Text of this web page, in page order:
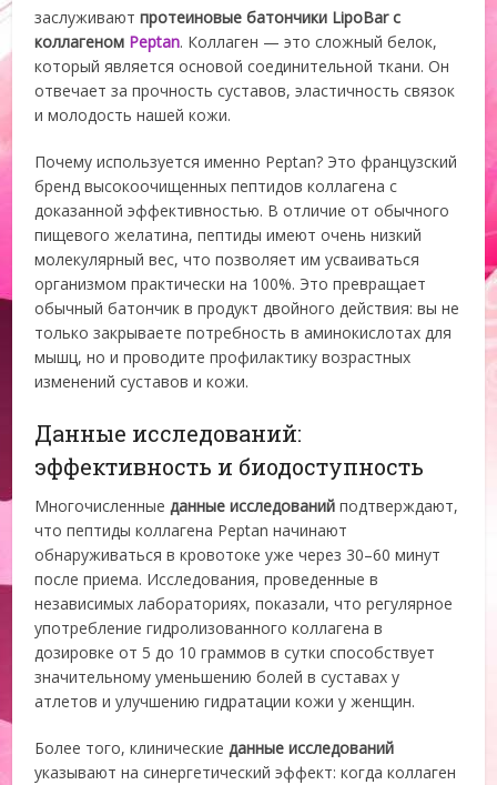
заслуживаютпротеиновые батончики LipoBar с
коллагеном Peptan. Коллаген — это сложный белок,
который является основой соединительной ткани. Он
отвечает за прочность суставов, эластичность связок
и молодость нашей кожи.
Почему используется именно Peptan? Это французский
бренд высокоочищенных пептидов коллагена с
доказанной эффективностью. В отличие от обычного
пищевого желатина, пептиды имеют очень низкий
молекулярный вес, что позволяет им усваиваться
организмом практически на 100%. Это превращает
обычный батончик в продукт двойного действия: вы не
только закрываете потребность в аминокислотах для
мышц, но и проводите профилактику возрастных
изменений суставов и кожи.
Данные исследований:
эффективность и биодоступность
Многочисленныеданные исследований подтверждают,
что пептиды коллагена Peptan начинают
обнаруживаться в кровотоке уже через 30–60 минут
после приема. Исследования, проведенные в
независимых лабораториях, показали, что регулярное
употребление гидролизованного коллагена в
дозировке от 5 до 10 граммов в сутки способствует
значительному уменьшению болей в суставах у
атлетов и улучшению гидратации кожи у женщин.
Более того, клиническиеданные исследований
указывают на синергетический эффект: когда коллаген